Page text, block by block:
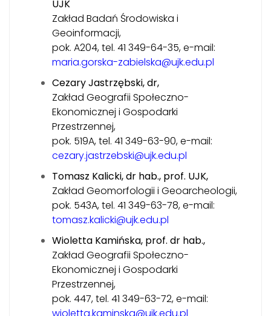
UJK
Zakład Badań Środowiska i
Geoinformacji,
pok. A204, tel. 41 349-64-35, e-mail:
maria.gorska-zabielska@ujk.edu.pl
Cezary Jastrzębski, dr,
Zakład Geografii Społeczno-
Ekonomicznej i Gospodarki
Przestrzennej,
pok. 519A, tel. 41 349-63-90, e-mail:
cezary.jastrzebski@ujk.edu.pl
Tomasz Kalicki, dr hab., prof. UJK,
Zakład Geomorfologii i Geoarcheologii,
pok. 543A, tel. 41 349-63-78, e-mail:
tomasz.kalicki@ujk.edu.pl
Wioletta Kamińska, prof. dr hab.,
Zakład Geografii Społeczno-
Ekonomicznej i Gospodarki
Przestrzennej,
pok. 447, tel. 41 349-63-72, e-mail:
wioletta.kaminska@ujk.edu.pl